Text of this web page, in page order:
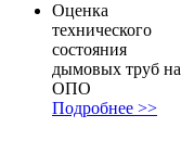
Оценка
технического
состояния
дымовых труб на
ОПО
Подробнее >>